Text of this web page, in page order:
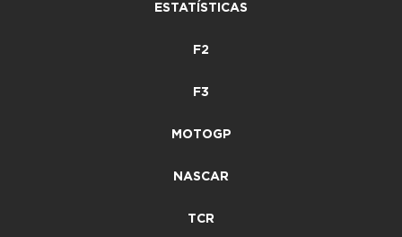
ESTATÍSTICAS
F2
F3
MOTOGP
NASCAR
TCR